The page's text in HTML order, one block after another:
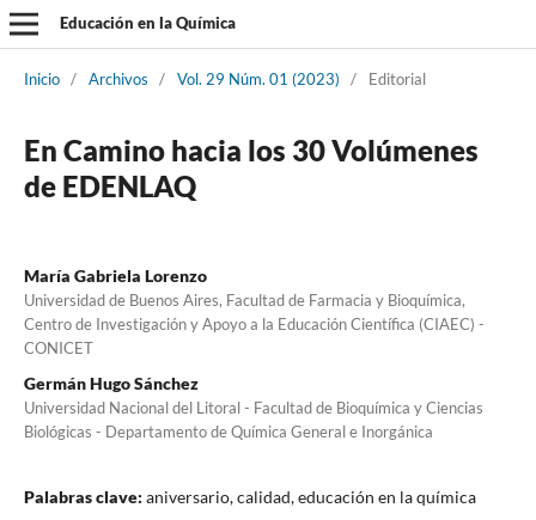
Educación en la Química
Inicio / Archivos / Vol. 29 Núm. 01 (2023) / Editorial
En Camino hacia los 30 Volúmenes
de EDENLAQ
María Gabriela Lorenzo
Universidad de Buenos Aires, Facultad de Farmacia y Bioquímica,
Centro de Investigación y Apoyo a la Educación Científica (CIAEC) -
CONICET
Germán Hugo Sánchez
Universidad Nacional del Litoral - Facultad de Bioquímica y Ciencias
Biológicas - Departamento de Química General e Inorgánica
Palabras clave: aniversario, calidad, educación en la química